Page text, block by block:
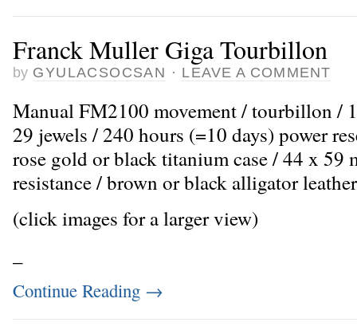
Franck Muller Giga Tourbillon
by GYULACSOCSAN · LEAVE A COMMENT
Manual FM2100 movement / tourbillon /
29 jewels / 240 hours (=10 days) power
rose gold or black titanium case / 44 x 59
resistance / brown or black alligator
(click images for a larger view)
Continue Reading →